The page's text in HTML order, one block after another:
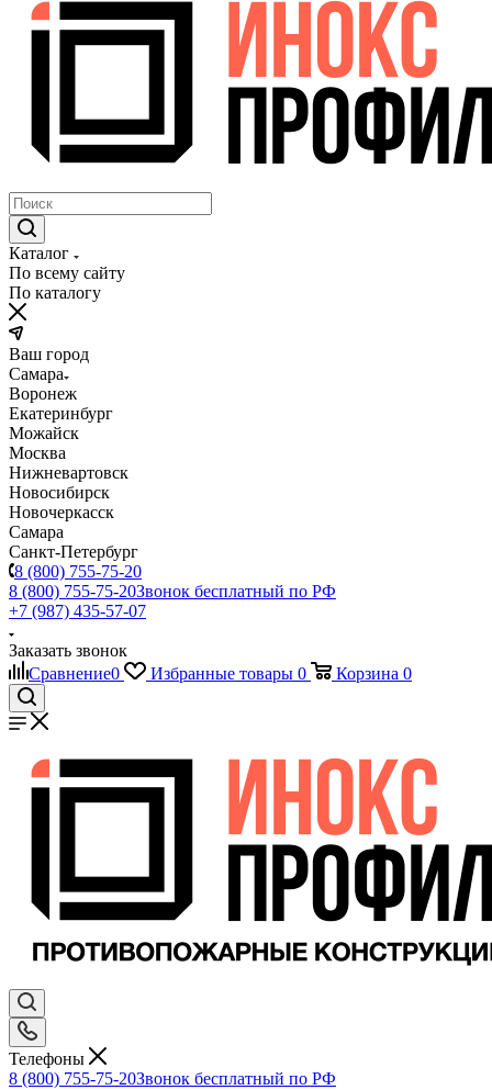
Каталог
По всему сайту
По каталогу
Ваш город
Самара
Воронеж
Екатеринбург
Можайск
Москва
Нижневартовск
Новосибирск
Новочеркасск
Самара
Санкт-Петербург
8 (800) 755-75-20
8 (800) 755-75-20Звонок бесплатный по РФ
+7 (987) 435-57-07
Заказать звонок
Сравнение0 Избранные товары 0 Корзина 0
Телефоны
8 (800) 755-75-20Звонок бесплатный по РФ